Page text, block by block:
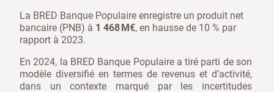
La BRED Banque Populaire enregistre un produit net
bancaire (PNB) à 1 468 M€, en hausse de 10 % par
rapport à 2023.
En 2024, la BRED Banque Populaire a tiré parti de son
modèle diversifié en termes de revenus et d’activité,
dans un contexte marqué par les incertitudes